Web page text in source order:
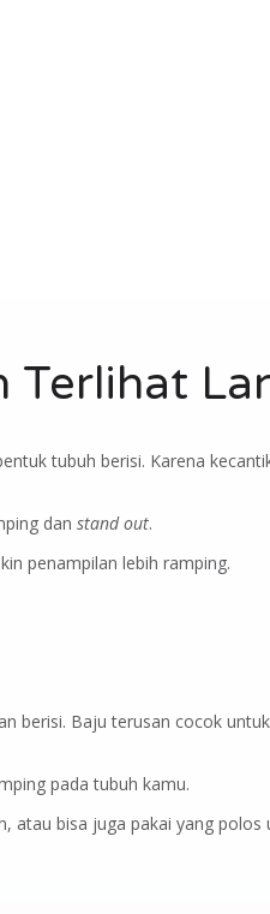
Terlihat
tubuh berisi. Karena
dan stand out.
penampilan lebih ramping.
berisi. Baju terusan cocok
pada tubuh kamu.
atau bisa juga pakai yang polos